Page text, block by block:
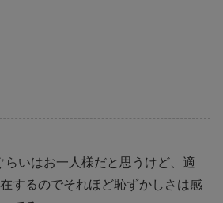
らいはお一人様だと思うけど、適
するのでそれほど恥ずかしさは感